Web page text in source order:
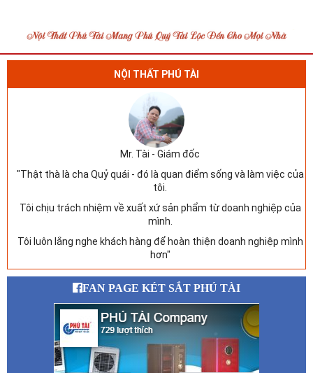
NỘI THẤT PHÚ TÀI
Mr. Tài - Giám đốc
"Thật thà là cha Quỷ quái - đó là quan điểm sống và làm việc của
tôi.
Tôi chịu trách nhiệm về xuất xứ sản phẩm từ doanh nghiệp của
mình.
Tôi luôn lắng nghe khách hàng để hoàn thiện doanh nghiệp mình
hơn"
FAN PAGE KÉT SẮT PHÚ TÀI